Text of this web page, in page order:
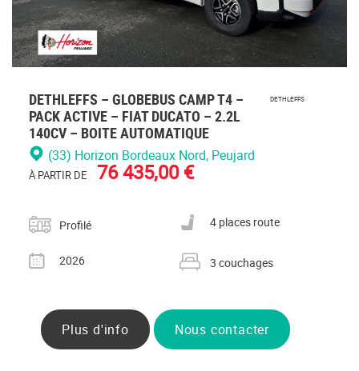
DETHLEFFS – GLOBEBUS CAMP T4 –
PACK ACTIVE – FIAT DUCATO – 2.2L
140CV – BOITE AUTOMATIQUE
DETHLEFFS
(33) Horizon Bordeaux Nord, Peujard
À PARTIR DE 76 435,00 €
Catégorie
Profilé
Nombre de places carte grise
4 places route
Année
2026
Nombre de couchages
3 couchages
Plus d'info Nous contacter